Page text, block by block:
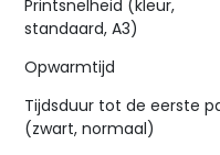
Printsnelheid (kleur,
standaard, A3)
Opwarmtijd
Tijdsduur tot de eerste
(zwart, normaal)